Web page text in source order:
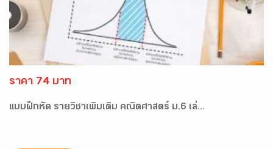
ราคา 74 บาท
แบบฝึกหัด รายวิชาเพิ่มเติม คณิตศาสตร์ ม.6 เล่...